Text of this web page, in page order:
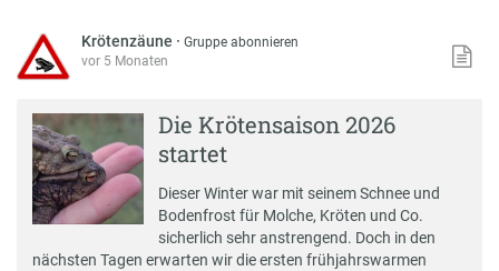
Krötenzäune ·Gruppe abonnieren
vor 5 Monaten
Die Krötensaison 2026
startet
Dieser Winter war mit seinem Schnee und
Bodenfrost für Molche, Kröten und Co.
sicherlich sehr anstrengend. Doch in den
nächsten Tagen erwarten wir die ersten frühjahrswarmen